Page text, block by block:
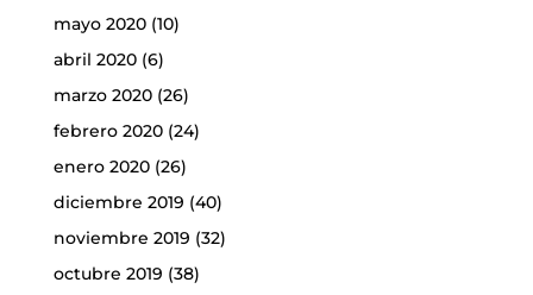
mayo 2020(10)
abril 2020(6)
marzo 2020(26)
febrero 2020(24)
enero 2020(26)
diciembre 2019 (40)
noviembre 2019 (32)
octubre 2019 (38)